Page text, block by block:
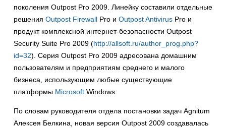
поколения Outpost Pro 2009. Линейку составили отдельные
решения Outpost Firewall Pro и Outpost Antivirus Pro и
продукт комплексной интернет-безопасности Outpost
Security Suite Pro 2009 (http://allsoft.ru/author_prog.php?
id=32). Серия Outpost Pro 2009 адресована домашним
пользователям и предприятиям среднего и малого
бизнеса, использующим любые существующие
платформы Microsoft Windows.
По словам руководителя отдела постановки задач Agnitum
Алексея Белкина, новая версия Outpost 2009 создавалась